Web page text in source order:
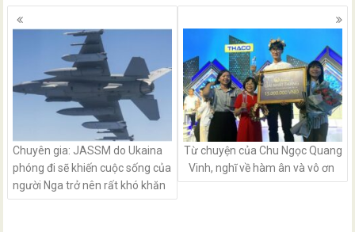
Posts
navigation
Chuyên gia: JASSM do Ukaina
phóng đi sẽ khiến cuộc sống của
người Nga trở nên rất khó khăn
Từ chuyện của Chu Ngọc Quang
Vinh, nghĩ về hàm ân và vô ơn